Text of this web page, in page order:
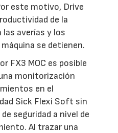
este motivo, Drive
de la
averías y los
se detienen.
FX3 MOC es posible
monitorización
en el
Sick Flexi Soft sin
seguridad a nivel de
Al trazar una